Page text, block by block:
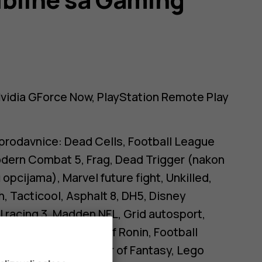
GForce Now, PlayStation Remote Play
Dead Cells, Football League
Combat 5, Frag, Dead Trigger (nakon
Marvel future fight, Unkilled,
Tacticool, Asphalt 8, DH5, Disney
3, Madden NFL, Grid autosport,
Ninjago Shadow of Ronin, Football
Extinction, Tower of Fantasy, Lego